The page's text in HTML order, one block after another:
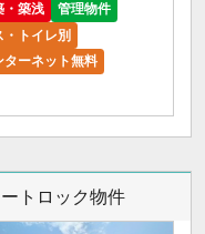
・築浅
管理物件
・トイレ別
ターネット無料
トロック物件